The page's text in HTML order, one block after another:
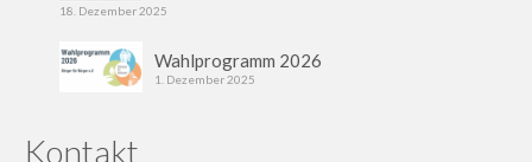
18. Dezember 2025
Wahlprogramm 2026
1. Dezember 2025
Kontakt